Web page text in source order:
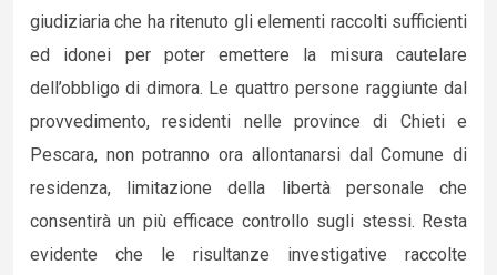
giudiziaria che ha ritenuto gli elementi raccolti sufficienti
ed idonei per poter emettere la misura cautelare
dell’obbligo di dimora. Le quattro persone raggiunte dal
provvedimento, residenti nelle province di Chieti e
Pescara, non potranno ora allontanarsi dal Comune di
residenza, limitazione della libertà personale che
consentirà un più efficace controllo sugli stessi. Resta
evidente che le risultanze investigative raccolte